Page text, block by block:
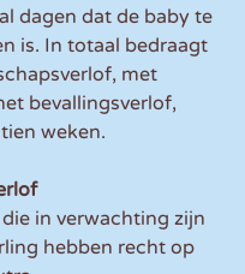
dagen dat de baby te
is. In totaal bedraagt
met
bevallingsverlof,
weken.
in verwachting zijn
hebben recht op